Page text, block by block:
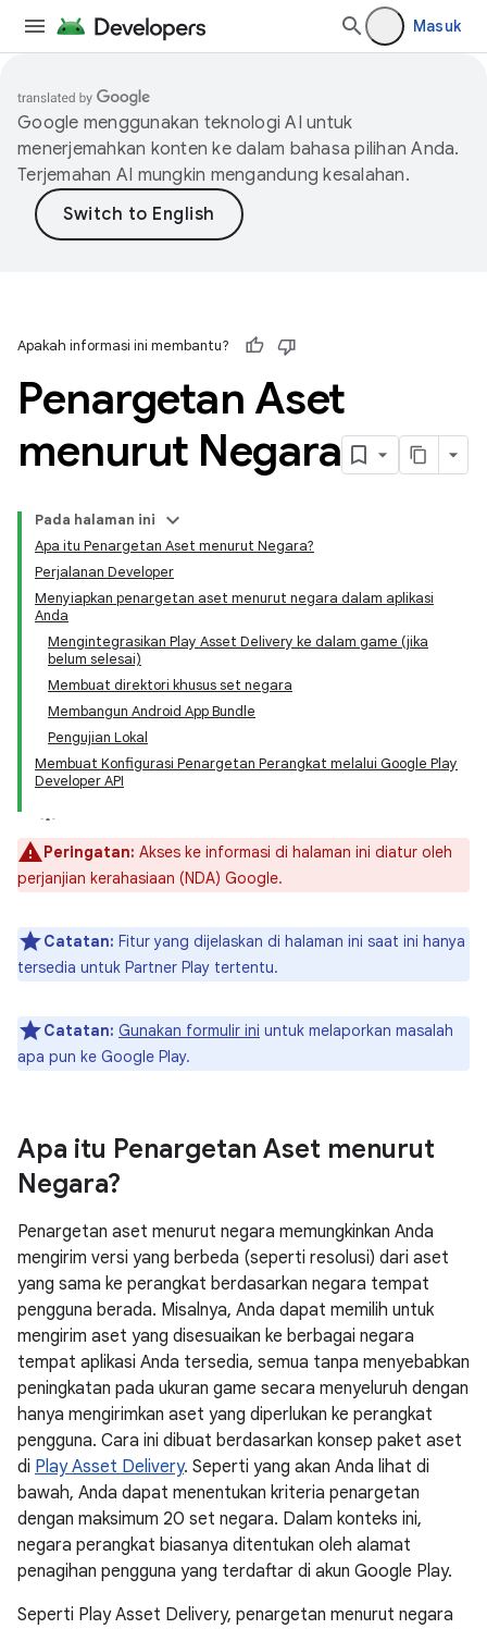
Masuk
Google menggunakan teknologi AI untuk
menerjemahkan konten ke dalam bahasa pilihan Anda.
Terjemahan AI mungkin mengandung kesalahan.
Apakah informasi ini membantu?
Penargetan Aset
menurut Negara
Pada halaman ini
Apa itu Penargetan Aset menurut Negara?
Perjalanan Developer
Menyiapkan penargetan aset menurut negara dalam aplikasi
Anda
Mengintegrasikan Play Asset Delivery ke dalam game (jika
belum selesai)
Membuat direktori khusus set negara
Membangun Android App Bundle
Pengujian Lokal
Membuat Konfigurasi Penargetan Perangkat melalui Google Play
Developer API
Peringatan: Akses ke informasi di halaman ini diatur oleh
perjanjian kerahasiaan (NDA) Google.
Catatan: Fitur yang dijelaskan di halaman ini saat ini hanya
tersedia untuk Partner Play tertentu.
Catatan: Gunakan formulir ini untuk melaporkan masalah
apa pun ke Google Play.
Apa itu Penargetan Aset menurut
Negara?
Penargetan aset menurut negara memungkinkan Anda
mengirim versi yang berbeda (seperti resolusi) dari aset
yang sama ke perangkat berdasarkan negara tempat
pengguna berada. Misalnya, Anda dapat memilih untuk
mengirim aset yang disesuaikan ke berbagai negara
tempat aplikasi Anda tersedia, semua tanpa menyebabkan
peningkatan pada ukuran game secara menyeluruh dengan
hanya mengirimkan aset yang diperlukan ke perangkat
pengguna. Cara ini dibuat berdasarkan konsep paket aset
di Play Asset Delivery. Seperti yang akan Anda lihat di
bawah, Anda dapat menentukan kriteria penargetan
dengan maksimum 20 set negara. Dalam konteks ini,
negara perangkat biasanya ditentukan oleh alamat
penagihan pengguna yang terdaftar di akun Google Play.
Seperti Play Asset Delivery, penargetan menurut negara